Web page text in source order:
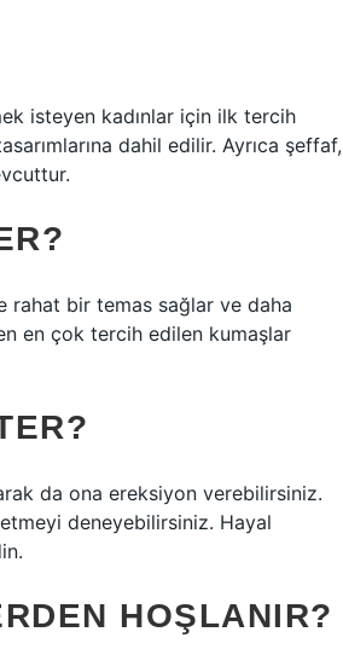
isteyen kadınlar için ilk tercih
dahil edilir. Ayrıca şeffaf,
rahat bir temas sağlar ve daha
en çok tercih edilen kumaşlar
da ona ereksiyon verebilirsiniz.
deneyebilirsiniz. Hayal
HOŞLANIR?